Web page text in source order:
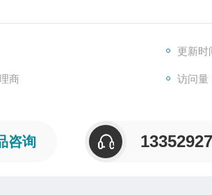
更新时
商 访问量
咨询